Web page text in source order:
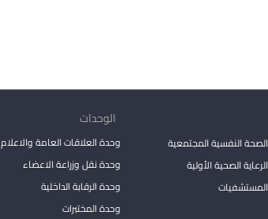
الصحة النفسية المجتمعية
الرعاية الصحية الأولية
المستشفيات
الوحدات
وحدة العلاقات العامة والاعلام
وحدة نقل وزراعة الاعضاء
وحدة الرقابة الداخلية
وحدة المختبرات